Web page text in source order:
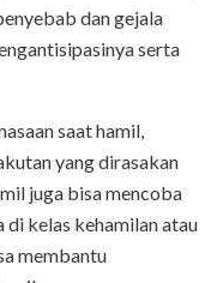
dan gejala
serta
saat hamil,
yang dirasakan
juga bisa mencoba
di kelas kehamilan atau
membantu